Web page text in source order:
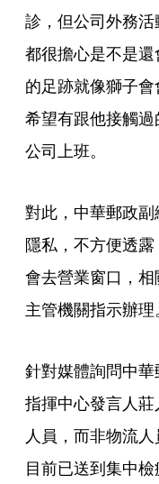
診，但公司外務
都很擔心是不是
的足跡就像獅子
希望有跟他接觸
公司上班。
對此，中華郵政
隱私，不方便透
會去營業窗口，
主管機關指示辦理。
針對媒體詢問中
指揮中心發言人
人員，而非物流
目前已送到集中